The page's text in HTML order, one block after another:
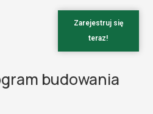
Zarejestruj się
teraz!
budowania